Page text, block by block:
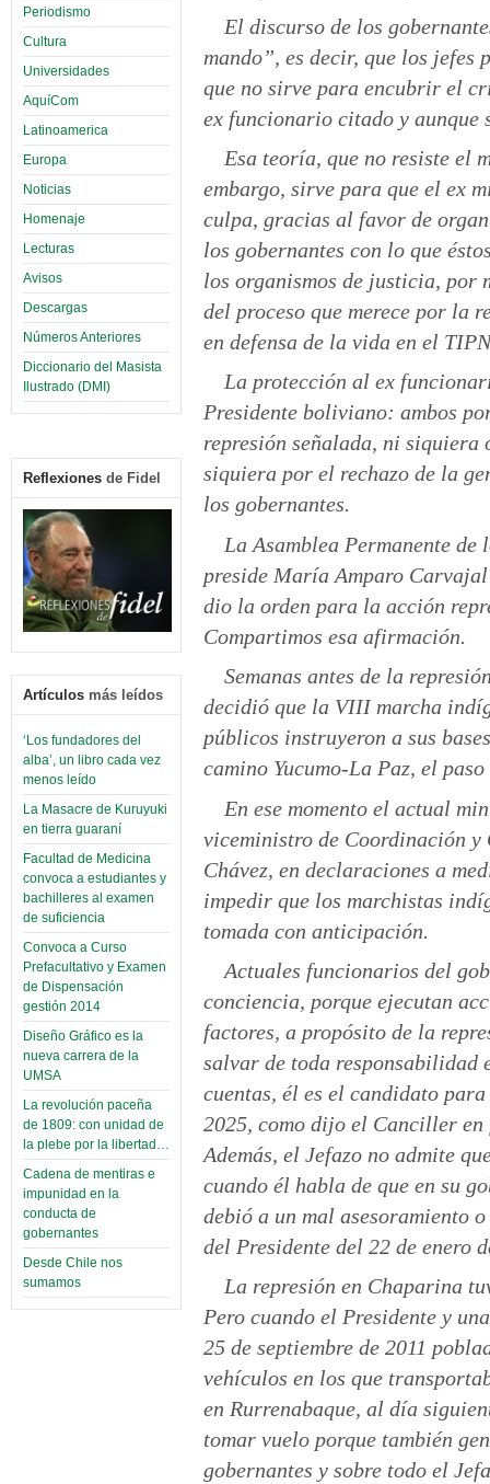
Periodismo
Cultura
Universidades
AquíCom
Latinoamerica
Europa
Noticias
Homenaje
Lecturas
Avisos
Descargas
Números Anteriores
Diccionario del Masista
Ilustrado (DMI)
Reflexiones de Fidel
Artículos más leídos
‘Los fundadores del
alba’, un libro cada vez
menos leído
La Masacre de Kuruyuki
en tierra guaraní
Facultad de Medicina
convoca a estudiantes y
bachilleres al examen
de suficiencia
Convoca a Curso
Prefacultativo y Examen
de Dispensación
gestión 2014
Diseño Gráfico es la
nueva carrera de la
UMSA
La revolución paceña
de 1809: con unidad de
la plebe por la libertad…
Cadena de mentiras e
impunidad en la
conducta de
gobernantes
Desde Chile nos
sumamos
El discurso de los
mando”, es decir, que los jefes
que no sirve para encubrir el
ex funcionario citado y aunque
Esa teoría, que no resiste el
embargo, sirve para que el ex
culpa, gracias al favor de
los gobernantes con lo que
los organismos de justicia, por
del proceso que merece por la
en defensa de la vida en el
La protección al ex
Presidente boliviano: ambos
represión señalada, ni
siquiera por el rechazo de la
los gobernantes.
La Asamblea Permanente de
preside María Amparo
dio la orden para la acción
Compartimos esa afirmación.
Semanas antes de la
decidió que la VIII marcha
públicos instruyeron a sus
camino Yucumo-La Paz, el
En ese momento el actual
viceministro de Coordinación
Chávez, en declaraciones a
impedir que los marchistas
tomada con anticipación.
Actuales funcionarios del
conciencia, porque ejecutan
factores, a propósito de la
salvar de toda responsabilidad
cuentas, él es el candidato
2025, como dijo el Canciller
Además, el Jefazo no admite
cuando él habla de que en su
debió a un mal asesoramiento
del Presidente del 22 de enero
La represión en Chaparina
Pero cuando el Presidente y
25 de septiembre de 2011
vehículos en los que
en Rurrenabaque, al día
tomar vuelo porque también
gobernantes y sobre todo el